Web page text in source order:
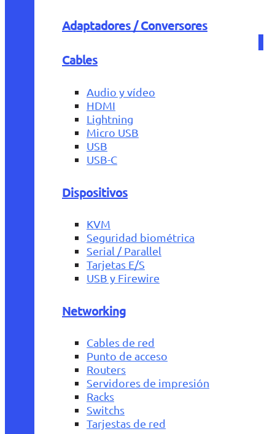
Adaptadores / Conversores
Cables
Audio y vídeo
HDMI
Lightning
Micro USB
USB
USB-C
Dispositivos
KVM
Seguridad biométrica
Serial / Parallel
Tarjetas E/S
USB y Firewire
Networking
Cables de red
Punto de acceso
Routers
Servidores de impresión
Racks
Switchs
Tarjestas de red